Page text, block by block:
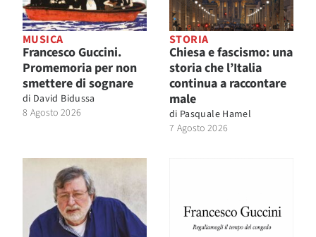
MUSICA
Francesco Guccini.
Promemoria per non
smettere di sognare
di David Bidussa
8 Agosto 2026
STORIA
Chiesa e fascismo: una
storia che l’Italia
continua a raccontare
male
di Pasquale Hamel
7 Agosto 2026